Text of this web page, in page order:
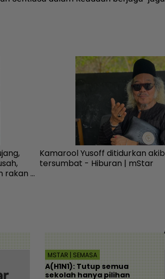
rakan -
Kamarool Yusoff ditidurkan
tersumbat - Hiburan | mStar
MSTAR | SEMASA
A(H1N1): Tutup semua
sekolah hanya pilihan